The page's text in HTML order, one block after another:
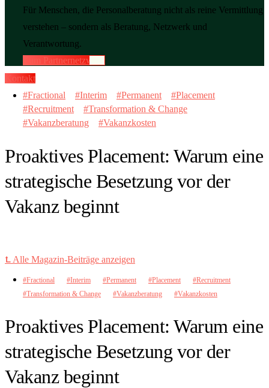
Für Menschen, die Personalberatung nicht als reine Vermittlung
verstehen – sondern als Beratung, Netzwerk und
Verantwortung.
Zum Partnernetzwerk
Kontakt
Fractional
Interim Permanent
Placement
Recruitment
Transformation & Change
Vakanzberatung
Vakanzkosten
Proaktives Placement: Warum eine
strategische Besetzung vor der
Vakanz beginnt
⮤ Alle Magazin-Beiträge anzeigen
Fractional Interim Permanent Placement
Recruitment
Transformation & Change
Vakanzberatung Vakanzkosten
Proaktives Placement: Warum eine
strategische Besetzung vor der
Vakanz beginnt